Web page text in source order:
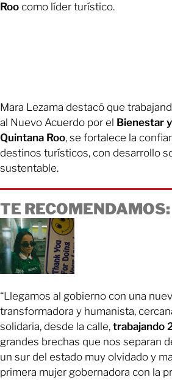
Roo como líder turístico.
Mara Lezama destacó que
al Nuevo Acuerdo por el Bienestar
Quintana Roo, se fortalece la
destinos turísticos, con desarrollo
sustentable.
TE RECOMENDAMOS:
“Llegamos al gobierno con una
transformadora y humanista,
solidaria, desde la calle, trabajando
grandes brechas que nos separan
un sur del estado muy olvidado y
primera mujer gobernadora con la